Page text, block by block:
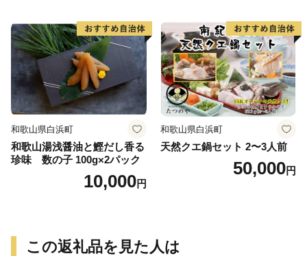
和歌山県白浜町
和歌山湯浅醤油と鰹だし香る
珍味 数の子 100g×2パック
10,000円
和歌山県白浜町
天然クエ鍋セット 2〜3人前
50,000円
この返礼品を見た人は